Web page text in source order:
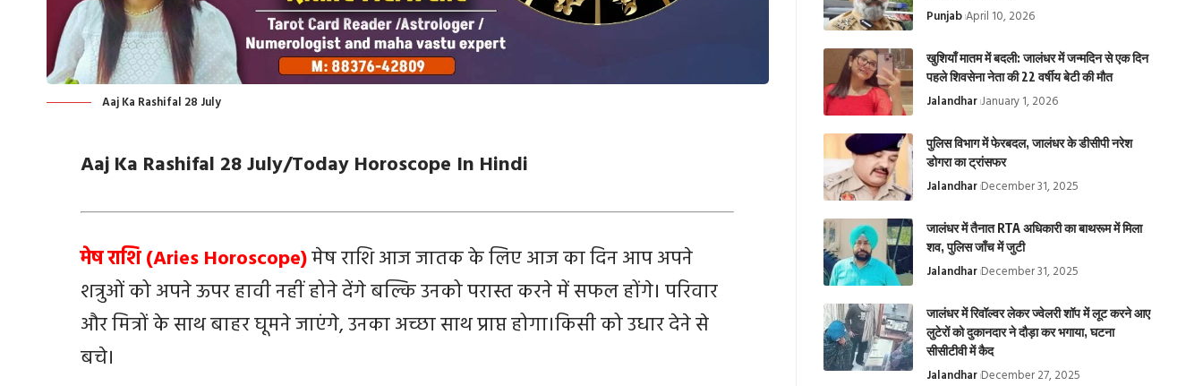
Aaj Ka Rashifal 28 July
Aaj Ka Rashifal 28 July/Today Horoscope In Hindi
मेष राशि (Aries Horoscope)मेष राशि आज जातक के लिए आज का दिन आप अपने
शत्रुओं को अपने ऊपर हावी नहीं होने देंगे बल्कि उनको परास्त करने में सफल होंगे। परिवार
और मित्रों के साथ बाहर घूमने जाएंगे, उनका अच्छा साथ प्राप्त होगा।किसी को उधार देने से
बचे।
Punjab April 10, 2026
खुशियाँ मातम में बदली: जालंधर में जन्मदिन से एक दिन
पहले शिवसेना नेता की 22 वर्षीय बेटी की मौत
Jalandhar January 1, 2026
पुलिस विभाग में फेरबदल, जालंधर के डीसीपी नरेश
डोगरा का ट्रांसफर
Jalandhar December 31, 2025
जालंधर में तैनात RTA अधिकारी का बाथरूम में मिला
शव, पुलिस जाँच में जुटी
Jalandhar December 31, 2025
जालंधर में रिवॉल्वर लेकर ज्वेलरी शॉप में लूट करने आए
लुटेरों को दुकानदार ने दौड़ा कर भगाया, घटना
सीसीटीवी में कैद
Jalandhar December 27, 2025